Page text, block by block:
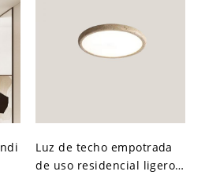
Luz de techo empotrada
de uso residencial ligero,